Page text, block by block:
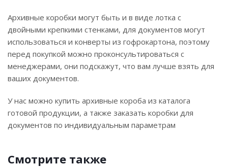
Архивные коробки могут быть и в виде лотка с
двойными крепкими стенками, для документов могут
использоваться и конверты из гофрокартона, поэтому
перед покупкой можно проконсультироваться с
менеджерами, они подскажут, что вам лучше взять для
ваших документов.
У нас можно купить архивные короба из каталога
готовой продукции, а также заказать коробки для
документов по индивидуальным параметрам
Смотрите также